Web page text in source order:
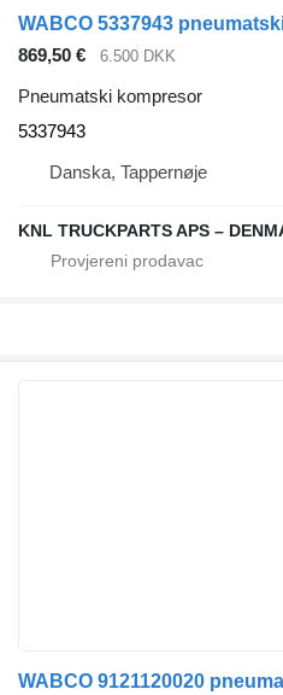
WABCO 5337943
869,50 €
6.500 DKK
Pneumatski kompresor
5337943
Danska, Tappernøje
KNL TRUCKPARTS APS –